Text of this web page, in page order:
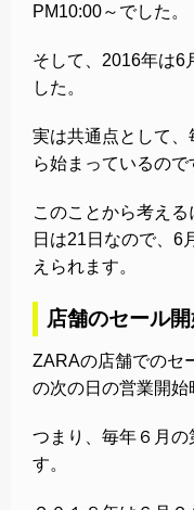
PM10:00～でした。
そして、2016年は6
した。
実は共通点として
ら始まっているので
このことから考え
日は21日なので、6
えられます。
店舗のセール
ZARAの店舗でのセ
の次の日の営業開始
つまり、毎年６月の
す。